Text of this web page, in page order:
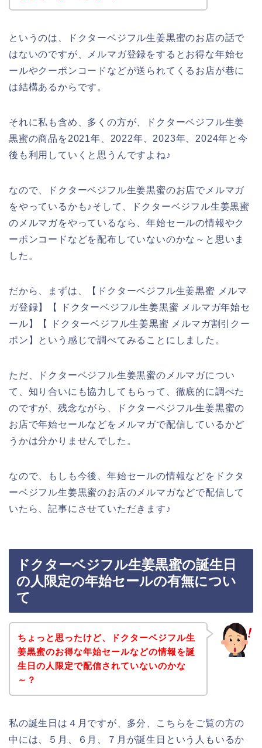
というのは、ドクターベジフル生姜黒蜜のお店の話で
はないのですが、メルマガ登録をするとお得な年始セ
ールやクーポンコードなどが送られてくるお店が巷に
は結構あるからです。
それに私も含め、多くの方が、ドクターベジフル生姜
黒蜜の商品を2021年、2022年、2023年、2024年と今
後も利用していくと思うんですよね♪
なので、ドクターベジフル生姜黒蜜のお店でメルマガ
をやっているかも♪そして、ドクターベジフル生姜黒蜜
のメルマガをやっているなら、年始セールの情報やク
ーポンコードなどを配布していないのかな～と思いま
した。
だから、まずは、【ドクターベジフル生姜黒蜜 メルマ
ガ登録】【 ドクターベジフル生姜黒蜜 メルマガ年始セ
ール】【 ドクターベジフル生姜黒蜜 メルマガ割引クー
ポン】という感じで調べてみることにしました。
ただ、ドクターベジフル生姜黒蜜のメルマガについ
て、知り合いにも協力してもらって、徹底的に調べた
のですが、残念ながら、ドクターベジフル生姜黒蜜の
お店で年始セールなどをメルマガで配信しているかど
うかは分かりませんでした。
なので、もしも今後、年始セールの情報などをドクタ
ーベジフル生姜黒蜜のお店のメルマガなどで配信して
いたら、記事にさせていただきます♪
ドクターベジフル生姜黒蜜の誕生日
の人限定の年始セールの有無につい
て
ちょっと思ったけど、ドクターベジフル生
姜黒蜜のお得な年始セールなどの情報を誕
生日の人限定で配信されていないのかな
～？
私の誕生日は４月ですが、多分、こちらをご覧の方の
中には、５月、６月、７月が誕生日という人もいるか